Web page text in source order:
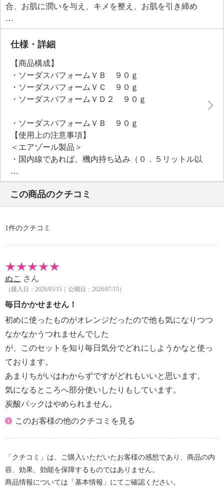
合、お肌に潤いを与え、キメを整え、お肌を引き締め
ます。
プレミアムＶＤは、お肌を引き締め、キメを整えるビ
タミンＤ（エルゴカルシフェロール）、ビタミンＥ誘
めらかにして、ハリ、ツヤを与えるアスタキサンチン
（ヘマトコッカスプルビアリスエキス）といった美容
成分を配合しています。
【ソーダスパフォームＶＢ（洗顔美容液パック）】
ノンアルコール
【ソーダスパフォームＶＣ（洗顔美容液パック）】
＜配合／無配合表示＞
ノンアルコール
【ソーダスパフォームプレミアムＶＤ（洗顔美容液パ
＜配合／無配合表示＞
仕様・詳細
【商品構成】
・ソーダスパフォームＶＢ ９０ｇ
・ソーダスパフォームＶＣ ９０ｇ
・ソーダスパフォームＶＤ２ ９０ｇ
・ソーダスパフォームＶＢ ９０ｇ
【使用上の注意事項】
＜エアゾール製品＞
・国内線であれば、機内持ち込み（０．５リットル以
下）は可。
※国際線については、外国当局の規制により規制
【その他】
※１
・製品表示あり
・１回使用量：＜通常＞適量
＜頭皮パック＞直径約５ｃｍ
【原産国（地）】
・日本製
・ソーダスパフォームＶＣ ９０ｇ
【使用上の注意事項】
＜エアゾール製品＞
・国内線であれば、機内持ち込み（０．５リットル以
下）は可。
※国際線については、外国当局の規制により規制
【その他】
※１
【適用使用量（製品表示）】
・製品表示あり
＜頭皮パック＞直径約５ｃｍ
【原産国（地）】
・日本製
この商品のクチコミ
1件のクチコミ
ぬこ さん
（購入日：2026/05/15｜公開日：2026/07/15）
毎日かかせません！
初めに使ったものがオレンジだったので他も気になりつつ
なかなかうつれませんでした
が、このセットを知り毎日気分でどれにしようかなと使っ
ております。
あまりちがいはわからずですがどれもいいと思います。
気になるところへ部分使いしたりもしています。
炭酸パックはやめられません。
このお客様の他のクチコミを見る
「クチコミ」は、ご購入いただいたお客様の感想であり、商品の内
容、効果、効能を保障するものではありません。
商品情報については「基本情報」にてご確認ください。